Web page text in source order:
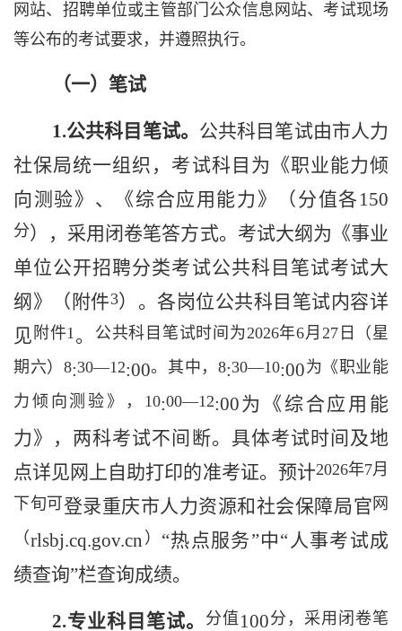
网站、招聘单位或主管部门公众信息网站、考试现场
等公布的考试要求，并遵照执行。
（一）笔试
1.公共科目笔试。 公共科目笔试由市人力
社保局统一组织 ，考试科目为《职业能力倾
向测验》、《综合应用能力》（ 分值各 150
分）， 采用闭卷笔答方式。 考试大纲为《事业
单位公开招聘分类考试公共科目笔试考试大
纲》（附件3）。各岗位公共科目笔试内容详
见 附件1。 公共科目笔试时间为2026年6月 27日（星
期六） 8:30—12:00。其中， 8:30—10:00为《职业能
力倾向测验》， 10:00—12:00为《综合应用能
力》，两科考试不间断。具体考试时间 及地
点详见网上自助打印的准考证。预计2026年7月
下旬可 登录重庆市人力资源和社会保障局官 网
（rlsbj.cq.gov.cn ） “热点服务”中“人事考试成
绩查询”栏查询成绩。
2.专业科目笔试。 分值 100分，采用闭卷笔